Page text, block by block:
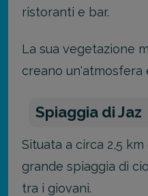
ristoranti e bar.
La sua vegetazione
creano un'atmosfera
Spiaggia di Jaz
Situata a circa 2,5 km
grande spiaggia di
tra i giovani.